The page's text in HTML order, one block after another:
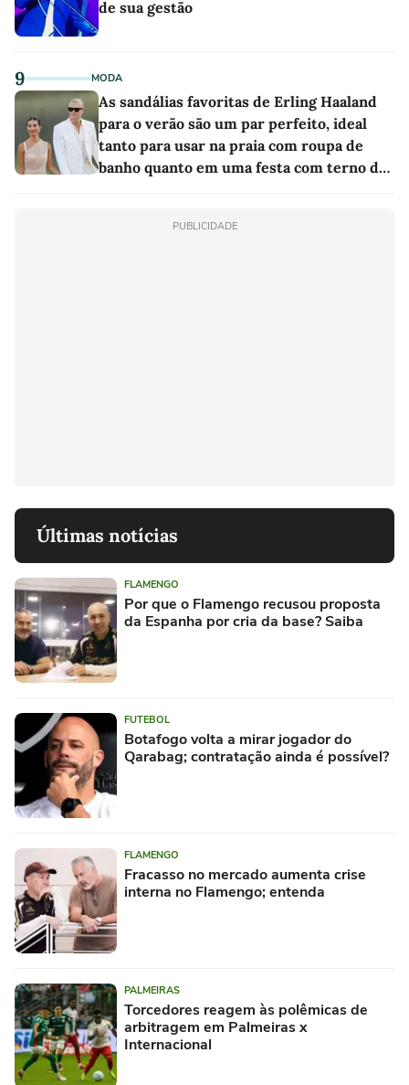
de sua gestão
9 MODA
As sandálias favoritas de Erling Haaland
para o verão são um par perfeito, ideal
tanto para usar na praia com roupa de
banho quanto em uma festa com terno de
PUBLICIDADE
Últimas notícias
FLAMENGO
Por que o Flamengo recusou proposta
da Espanha por cria da base? Saiba
FUTEBOL
Botafogo volta a mirar jogador do
Qarabag; contratação ainda é possível?
FLAMENGO
Fracasso no mercado aumenta crise
interna no Flamengo; entenda
PALMEIRAS
Torcedores reagem às polêmicas de
arbitragem em Palmeiras x
Internacional